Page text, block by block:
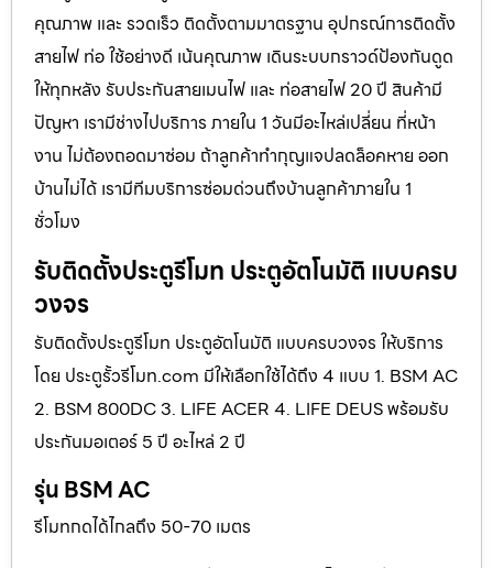
คุณภาพ และ รวดเร็ว ติดตั้งตามมาตรฐาน อุปกรณ์การติดตั้ง
สายไฟ ท่อ ใช้อย่างดี เน้นคุณภาพ เดินระบบกราวด์ป้องกันดูด
ให้ทุกหลัง รับประกันสายเมนไฟ และ ท่อสายไฟ 20 ปี สินค้ามี
ปัญหา เรามีช่างไปบริการ ภายใน 1 วันมีอะไหล่เปลี่ยน ที่หน้า
งาน ไม่ต้องถอดมาซ่อม ถ้าลูกค้าทำกุญแจปลดล็อคหาย ออก
บ้านไม่ได้ เรามีทีมบริการซ่อมด่วนถึงบ้านลูกค้าภายใน 1
ชั่วโมง
รับติดตั้งประตูรีโมท ประตูอัตโนมัติ แบบครบ
วงจร
รับติดตั้งประตูรีโมท ประตูอัตโนมัติ แบบครบวงจร ให้บริการ
โดย ประตูรั้วรีโมท.com มีให้เลือกใช้ได้ถึง 4 แบบ 1. BSM AC
2. BSM 800DC 3. LIFE ACER 4. LIFE DEUS พร้อมรับ
ประกันมอเตอร์ 5 ปี อะไหล่ 2 ปี
รุ่น BSM AC
รีโมทกดได้ไกลถึง 50-70 เมตร